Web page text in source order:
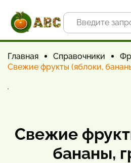
Главная Справочники
Свежие фрукты (яблоки,
Свежие
бананы,